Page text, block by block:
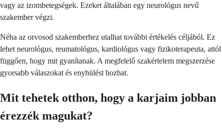
vagy az izombetegségek. Ezeket általában egy neurológus nevű
szakember végzi.
Néha az orvosod szakemberhez utalhat további értékelés céljából. Ez
lehet neurológus, reumatológus, kardiológus vagy fizikoterapeuta, attól
függően, hogy mit gyanítanak. A megfelelő szakértelem megszerzése
gyorsabb válaszokat és enyhülést hozhat.
Mit tehetek otthon, hogy a karjaim jobban
érezzék magukat?